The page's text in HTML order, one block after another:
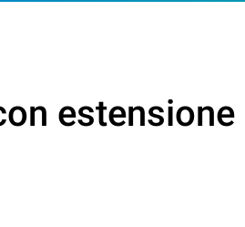
estensione